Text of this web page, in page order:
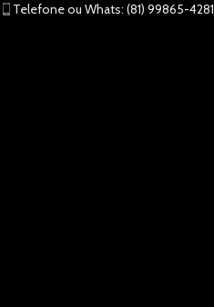
Telefone ou Whats: (81) 99865-4281